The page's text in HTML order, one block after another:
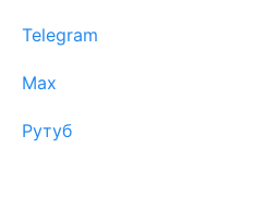
Telegram
Max
Рутуб